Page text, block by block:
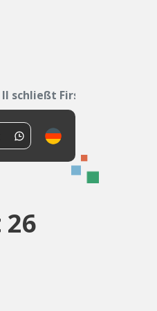
schließt First...